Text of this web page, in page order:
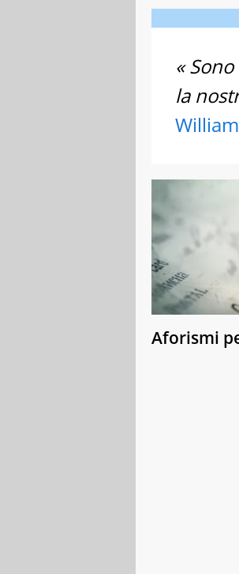
«
la
Aforismi